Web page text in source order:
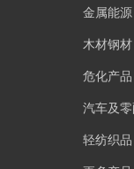
金属能源
木材钢材
危化产品
汽车及
轻纺织品